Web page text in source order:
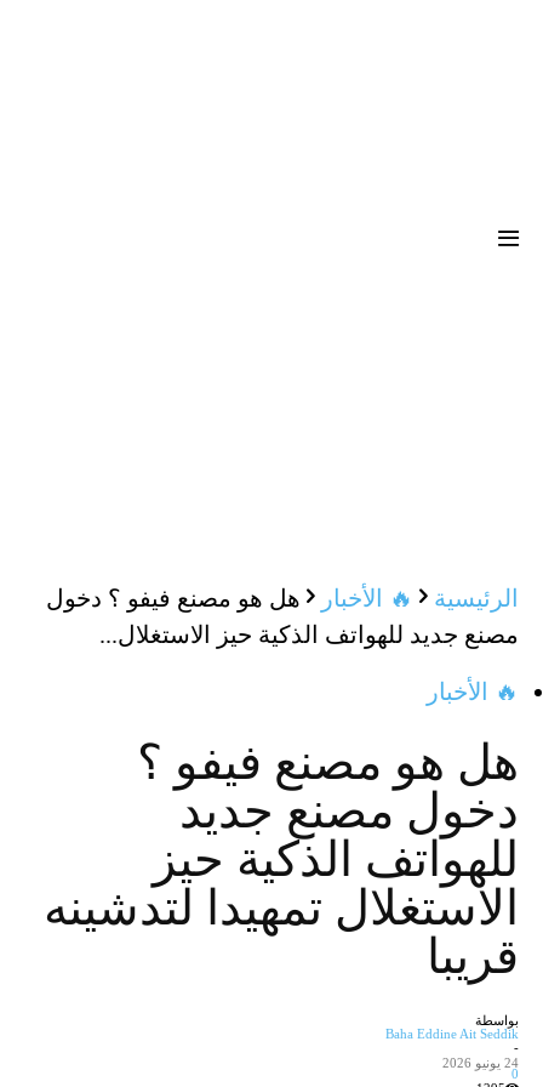
الرئيسية 🔥 الأخبار
هل هو مصنع فيفو ؟ دخول
مصنع جديد للهواتف الذكية حيز الاستغلال...
🔥 الأخبار
هل هو مصنع فيفو ؟
دخول مصنع جديد
للهواتف الذكية حيز
الاستغلال تمهيدا لتدشينه
قريبا
بواسطة
Baha Eddine Ait Seddik
-
24 يونيو 2026
0